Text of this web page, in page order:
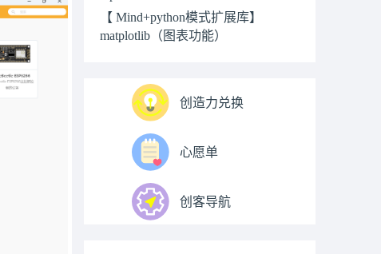
【 Mind+python模式扩展库】
matplotlib（图表功能）
创造力兑换
心愿单
创客导航